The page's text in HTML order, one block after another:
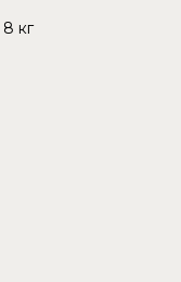
8 кг